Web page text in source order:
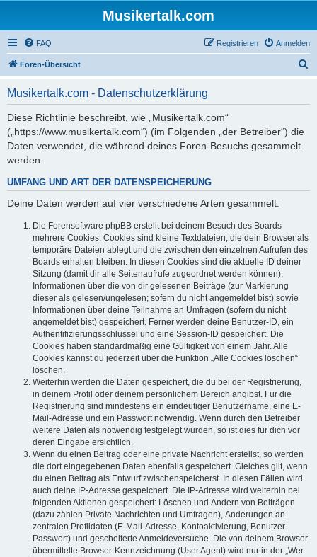
Musikertalk.com
FAQ Anmelden
Registrieren
Foren-Übersicht
Musikertalk.com - Datenschutzerklärung
Diese Richtlinie beschreibt, wie „Musikertalk.com“
(„https://www.musikertalk.com“) (im Folgenden „der Betreiber“) die
Daten verwendet, die während deines Foren-Besuchs gesammelt
werden.
UMFANG UND ART DER DATENSPEICHERUNG
Deine Daten werden auf vier verschiedene Arten gesammelt:
Die Forensoftware phpBB erstellt bei deinem Besuch des Boards
mehrere Cookies. Cookies sind kleine Textdateien, die dein Browser als
temporäre Dateien ablegt und die zwischen den einzelnen Aufrufen des
Boards erhalten bleiben. In diesen Cookies sind die aktuelle ID deiner
Sitzung (damit dir alle Seitenaufrufe zugeordnet werden können),
Informationen über die von dir gelesenen Beiträge (zur Markierung
dieser als gelesen/ungelesen; sofern du nicht angemeldet bist) sowie
Informationen über deine Teilnahme an Umfragen (sofern du nicht
angemeldet bist) gespeichert. Ferner werden deine Benutzer-ID, ein
Authentifizierungsschlüssel und eine Session-ID gespeichert. Die
Cookies haben standardmäßig eine Gültigkeit von einem Jahr. Alle
Cookies kannst du jederzeit über die Funktion „Alle Cookies löschen“
löschen.
Weiterhin werden die Daten gespeichert, die du bei der Registrierung,
in deinem Profil oder deinem persönlichem Bereich angibst. Für die
Registrierung sind mindestens ein eindeutiger Benutzername, eine E-
Mail-Adresse und ein Passwort notwendig. Wenn durch den Betreiber
weitere Daten als notwendig festgelegt wurden, so ist dies für dich vor
deren Eingabe ersichtlich.
Wenn du einen Beitrag oder eine private Nachricht erstellst, so werden
die dort eingegebenen Daten ebenfalls gespeichert. Gleiches gilt, wenn
du einen Beitrag als Entwurf zwischenspeicherst. In diesen Fällen wird
auch deine IP-Adresse gespeichert. Die IP-Adresse wird weiterhin bei
folgenden Aktionen gespeichert: Löschen und Ändern von Beiträgen
(dazu zählen Private Nachrichten und Umfragen), Änderungen an
zentralen Profildaten (E-Mail-Adresse, Kontoaktivierung, Benutzer-
Passwort) und gescheiterte Anmeldeversuche. Die von deinem Browser
übermittelte Browser-Kennzeichnung (User Agent) wird nur in der „Wer